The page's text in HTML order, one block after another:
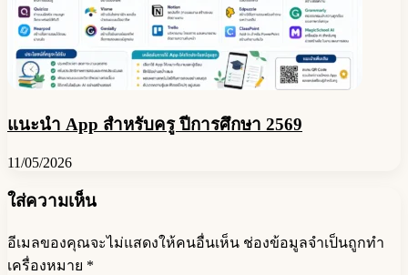
แนะนำ App สำหรับครู ปีการศึกษา 2569
11/05/2026
ใส่ความเห็น
อีเมลของคุณจะไม่แสดงให้คนอื่นเห็น ช่องข้อมูลจำเป็นถูกทำ
เครื่องหมาย *